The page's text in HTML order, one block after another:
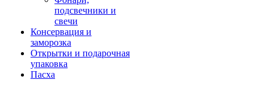
подсвечники и
свечи
Консервация и
заморозка
Открытки и подарочная
упаковка
Пасха